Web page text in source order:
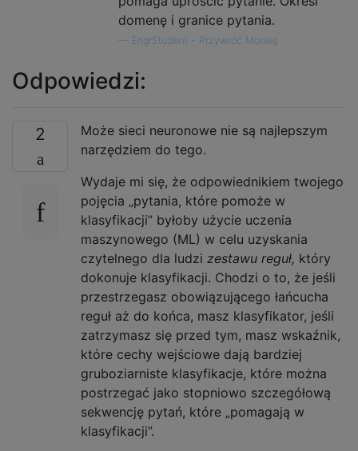
domenę i granice pytania.
EngrStudent - Przywróć Monikę
Odpowiedzi:
2
Może sieci neuronowe nie są najlepszym
narzędziem do tego.
Wydaje mi się, że odpowiednikiem twojego
pojęcia „pytania, które pomoże w
klasyfikacji” byłoby użycie uczenia
maszynowego (ML) w celu uzyskania
czytelnego dla ludzi zestawu reguł, który
dokonuje klasyfikacji. Chodzi o to, że jeśli
przestrzegasz obowiązującego łańcucha
reguł aż do końca, masz klasyfikator, jeśli
zatrzymasz się przed tym, masz wskaźnik,
które cechy wejściowe dają bardziej
gruboziarniste klasyfikacje, które można
postrzegać jako stopniowo szczegółową
sekwencję pytań, które „pomagają w
klasyfikacji”.